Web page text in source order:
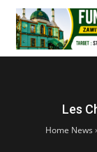
Les
Home News ›